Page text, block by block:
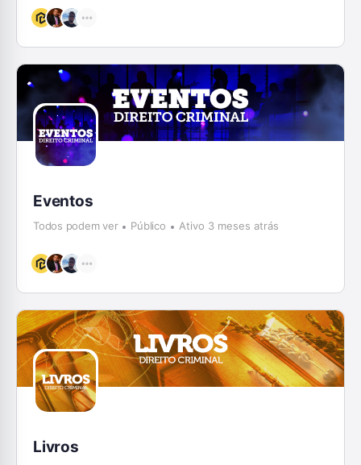
Eventos
Todos podem ver Público Ativo 3 meses atrás
Livros